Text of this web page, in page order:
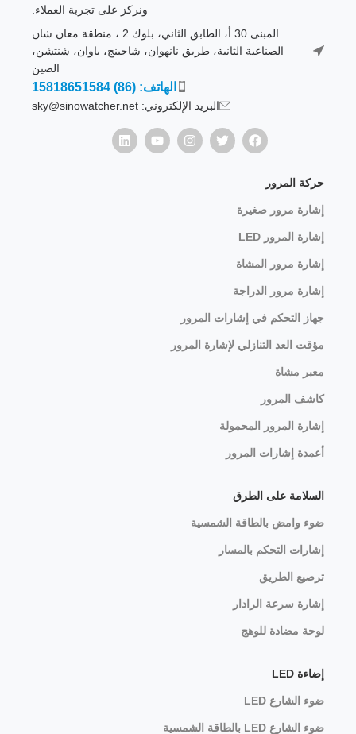
ونركز على تجربة العملاء.
المبنى 30 أ، الطابق الثاني، بلوك 2.، منطقة معان شان
الصناعية الثانية، طريق نانهوان، شاجينج، باوان، شنتشن،
الصين
الهاتف: (86) 15818651584
البريد الإلكتروني: sky@sinowatcher.net
حركة المرور
إشارة مرور صغيرة
إشارة المرور LED
إشارة مرور المشاة
إشارة مرور الدراجة
جهاز التحكم في إشارات المرور
مؤقت العد التنازلي لإشارة المرور
معبر مشاة
كاشف المرور
إشارة المرور المحمولة
أعمدة إشارات المرور
السلامة على الطرق
ضوء وامض بالطاقة الشمسية
إشارات التحكم بالمسار
ترصيع الطريق
إشارة سرعة الرادار
لوحة مضادة للوهج
إضاءة LED
ضوء الشارع LED
ضوء الشارع LED بالطاقة الشمسية